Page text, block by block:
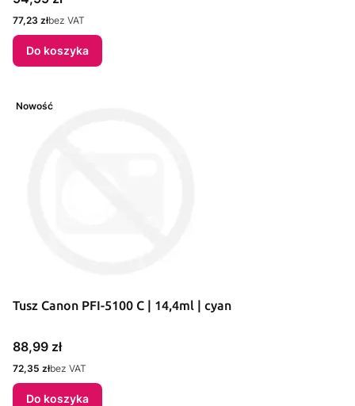
Cena
77,23 złbez VAT
Do koszyka
Nowość
Tusz Canon PFI-5100 C | 14,4ml | cyan
Cena
88,99 zł
Cena
72,35 złbez VAT
Do koszyka